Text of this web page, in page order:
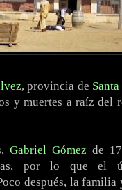
, provincia de Santa
y muertes a raíz del
Gabriel Gómez de
por lo que el
después, la familia